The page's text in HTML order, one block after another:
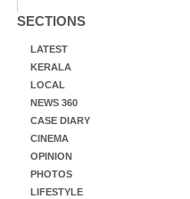
SECTIONS
LATEST
KERALA
LOCAL
NEWS 360
CASE DIARY
CINEMA
OPINION
PHOTOS
LIFESTYLE